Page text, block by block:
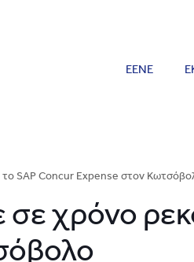
ΕΕΝΕ
SAP Concur Expense στον
σε χρόνο